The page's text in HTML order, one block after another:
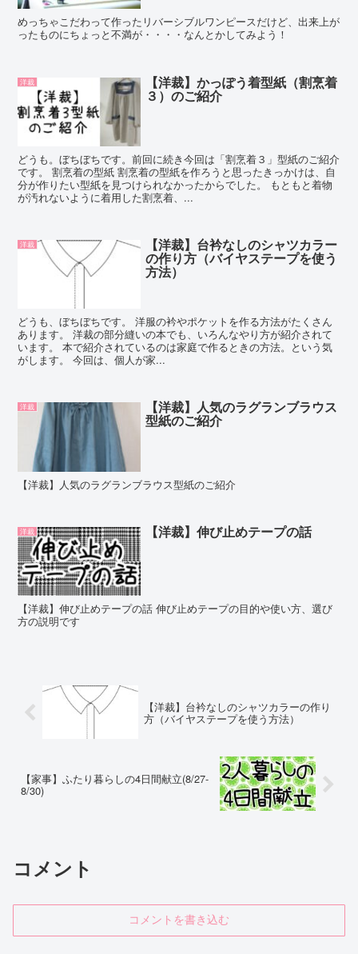
めっちゃこだわって作ったリバーシブルワンピースだけど、出来上が
ったものにちょっと不満が・・・・なんとかしてみよう！
洋裁 【洋裁】かっぽう着型紙（割烹着
３）のご紹介
どうも。ぼちぼちです。前回に続き今回は「割烹着３」型紙のご紹介
です。 割烹着の型紙 割烹着の型紙を作ろうと思ったきっかけは、自
分が作りたい型紙を見つけられなかったからでした。 もともと着物
が汚れないように着用した割烹着、...
洋裁 【洋裁】台衿なしのシャツカラー
の作り方（バイヤステープを使う
方法）
どうも、ぼちぼちです。 洋服の衿やポケットを作る方法がたくさん
あります。 洋裁の部分縫いの本でも、いろんなやり方が紹介されて
います。 本で紹介されているのは家庭で作るときの方法。という気
がします。 今回は、個人が家...
洋裁 【洋裁】人気のラグランブラウス
型紙のご紹介
【洋裁】人気のラグランブラウス型紙のご紹介
洋裁 【洋裁】伸び止めテープの話
【洋裁】伸び止めテープの話 伸び止めテープの目的や使い方、選び
方の説明です
【洋裁】台衿なしのシャツカラーの作り
方（バイヤステープを使う方法）
【家事】ふたり暮らしの4日間献立(8/27-
8/30)
コメント
コメントを書き込む